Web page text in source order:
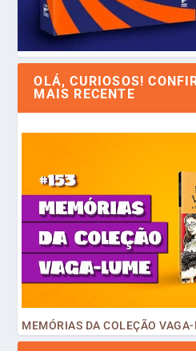
OLÁ, CURIOSOS!
MAIS RECENTE